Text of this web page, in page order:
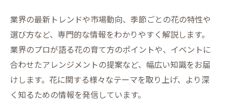
業界の最新トレンドや市場動向、季節ごとの花の特性や
選び方など、専門的な情報をわかりやすく解説します。
業界のプロが語る花の育て方のポイントや、イベントに
合わせたアレンジメントの提案など、幅広い知識をお届
けします。花に関する様々なテーマを取り上げ、より深
く知るための情報を発信しています。